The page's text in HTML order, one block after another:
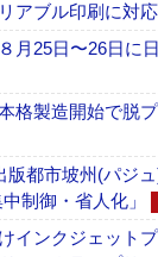
アブル印刷に対
25日〜26日
格製造開始で脱
版都市坡州(パ
制御・省人化」
ンクジェット